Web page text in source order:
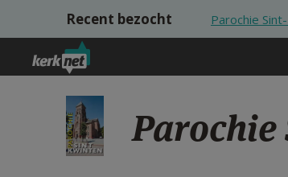
Overslaan en naar de inhoud gaan
Recent bezocht Parochie